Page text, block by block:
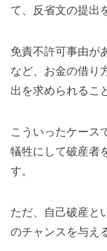
て、反省文の提出
免責不許可事由が
など、お金の借り
出を求められるこ
こういったケース
犠牲にして破産者
す。
ただ、自己破産と
のチャンスを与え